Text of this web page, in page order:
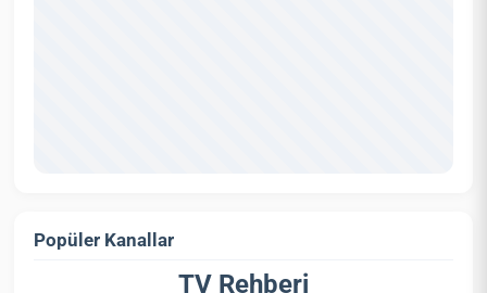
Popüler Kanallar
TV Rehberi